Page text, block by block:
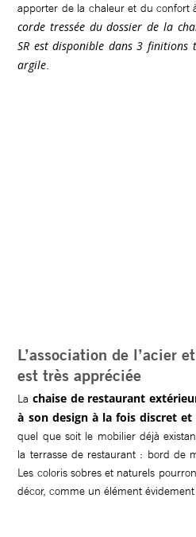
apporter de la chaleur et du confort
corde tressée du dossier de la
SR est disponible dans 3
argile.
L’association de l’acier
est très appréciée
Lachaise de restaurant
à son design à la fois discret et
quel que soit le mobilier déjà
la terrasse de restaurant : bord de
Les coloris sobres et naturels
décor, comme un élément